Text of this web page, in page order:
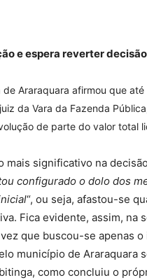
e espera reverter decisão
Araraquara afirmou que
da Vara da Fazenda
de parte do valor total
mais significativo na
configurado o dolo dos
“, ou seja, afastou-se
Fica evidente, assim, na
que buscou-se apenas
município de Araraquara
como concluiu o